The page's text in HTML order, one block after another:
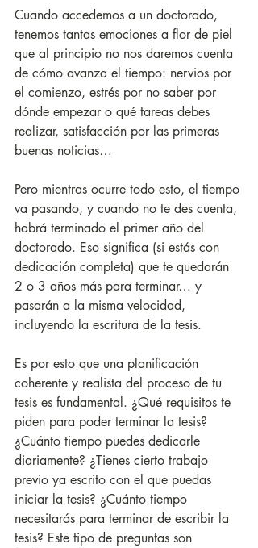
Cuando accedemos a un doctorado,
tenemos tantas emociones a flor de piel
que al principio no nos daremos cuenta
de cómo avanza el tiempo: nervios por
el comienzo, estrés por no saber por
dónde empezar o qué tareas debes
realizar, satisfacción por las primeras
buenas noticias…
Pero mientras ocurre todo esto, el tiempo
va pasando, y cuando no te des cuenta,
habrá terminado el primer año del
doctorado. Eso significa (si estás con
dedicación completa) que te quedarán
2 o 3 años más para terminar… y
pasarán a la misma velocidad,
incluyendo la escritura de la tesis.
Es por esto que una planificación
coherente y realista del proceso de tu
tesis es fundamental. ¿Qué requisitos te
piden para poder terminar la tesis?
¿Cuánto tiempo puedes dedicarle
diariamente? ¿Tienes cierto trabajo
previo ya escrito con el que puedas
iniciar la tesis? ¿Cuánto tiempo
necesitarás para terminar de escribir la
tesis? Este tipo de preguntas son